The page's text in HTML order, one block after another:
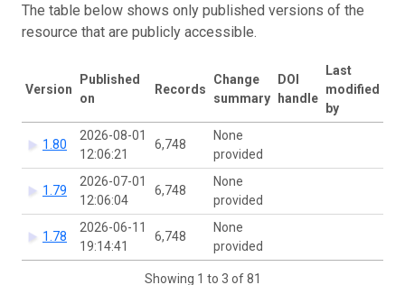
The table below shows only published versions of the
resource that are publicly accessible.
Version
Published
on
Records
Change
summary
DOI
handle
Last
modified
by
1.80
2026-08-01
12:06:21
6,748
None
provided
1.79
2026-07-01
12:06:04
6,748
None
provided
1.78
2026-06-11
19:14:41
6,748
None
provided
Showing 1 to 3 of 81